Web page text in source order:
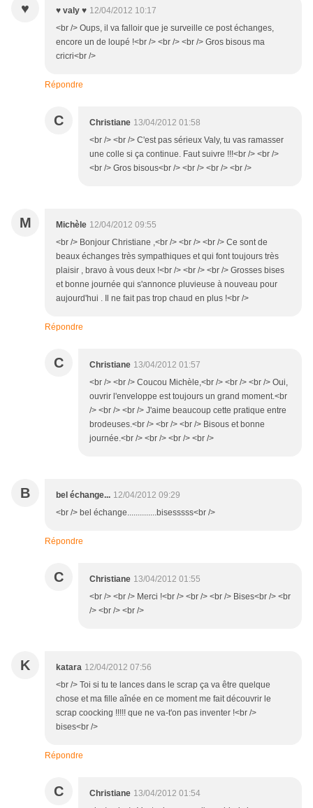
♥ ♥ valy ♥ 12/04/2012 10:17
<br /> Oups, il va falloir que je surveille ce post échanges,
encore un de loupé !<br /> <br /> <br /> Gros bisous ma
cricri<br />
Répondre
C Christiane 13/04/2012 01:58
<br /> <br /> C'est pas sérieux Valy, tu vas ramasser
une colle si ça continue. Faut suivre !!!<br /> <br />
<br /> Gros bisous<br /> <br /> <br /> <br />
M Michèle 12/04/2012 09:55
<br /> Bonjour Christiane ,<br /> <br /> <br /> Ce sont de
beaux échanges très sympathiques et qui font toujours très
plaisir , bravo à vous deux !<br /> <br /> <br /> Grosses bises
et bonne journée qui s'annonce pluvieuse à nouveau pour
aujourd'hui . Il ne fait pas trop chaud en plus !<br />
Répondre
C Christiane 13/04/2012 01:57
<br /> <br /> Coucou Michèle,<br /> <br /> <br /> Oui,
ouvrir l'enveloppe est toujours un grand moment.<br
/> <br /> <br /> J'aime beaucoup cette pratique entre
brodeuses.<br /> <br /> <br /> Bisous et bonne
journée.<br /> <br /> <br /> <br />
B bel échange... 12/04/2012 09:29
<br /> bel échange..............bisesssss<br />
Répondre
C Christiane 13/04/2012 01:55
<br /> <br /> Merci !<br /> <br /> <br /> Bises<br /> <br
/> <br /> <br />
K katara 12/04/2012 07:56
<br /> Toi si tu te lances dans le scrap ça va être quelque
chose et ma fille aînée en ce moment me fait découvrir le
scrap coocking !!!!! que ne va-t'on pas inventer !<br />
bises<br />
Répondre
C Christiane 13/04/2012 01:54